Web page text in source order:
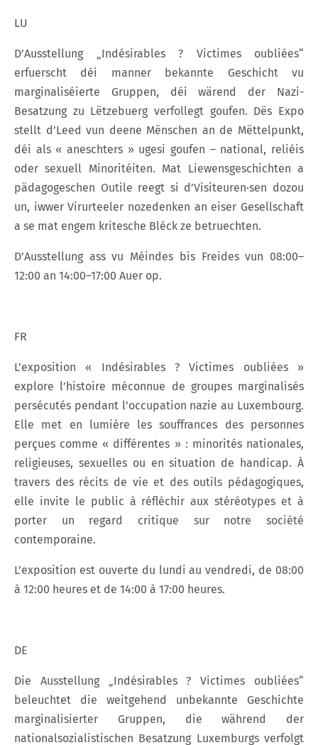
LU
D’Ausstellung „Indésirables ? Victimes oubliées“
erfuerscht déi manner bekannte Geschicht vu
marginaliséierte Gruppen, déi wärend der Nazi-
Besatzung zu Lëtzebuerg verfollegt goufen. Dës Expo
stellt d’Leed vun deene Mënschen an de Mëttelpunkt,
déi als « aneschters » ugesi goufen – national, reliéis
oder sexuell Minoritéiten. Mat Liewensgeschichten a
pädagogeschen Outile reegt si d’Visiteuren·sen dozou
un, iwwer Virurteeler nozedenken an eiser Gesellschaft
a se mat engem kritesche Bléck ze betruechten.
D’Ausstellung ass vu Méindes bis Freides vun 08:00–
12:00 an 14:00–17:00 Auer op.
FR
L’exposition « Indésirables ? Victimes oubliées »
explore l’histoire méconnue de groupes marginalisés
persécutés pendant l’occupation nazie au Luxembourg.
Elle met en lumière les souffrances des personnes
perçues comme « différentes » : minorités nationales,
religieuses, sexuelles ou en situation de handicap. À
travers des récits de vie et des outils pédagogiques,
elle invite le public à réfléchir aux stéréotypes et à
porter un regard critique sur notre société
contemporaine.
L’exposition est ouverte du lundi au vendredi, de 08:00
à 12:00 heures et de 14:00 à 17:00 heures.
DE
Die Ausstellung „Indésirables ? Victimes oubliées“
beleuchtet die weitgehend unbekannte Geschichte
marginalisierter Gruppen, die während der
nationalsozialistischen Besatzung Luxemburgs verfolgt